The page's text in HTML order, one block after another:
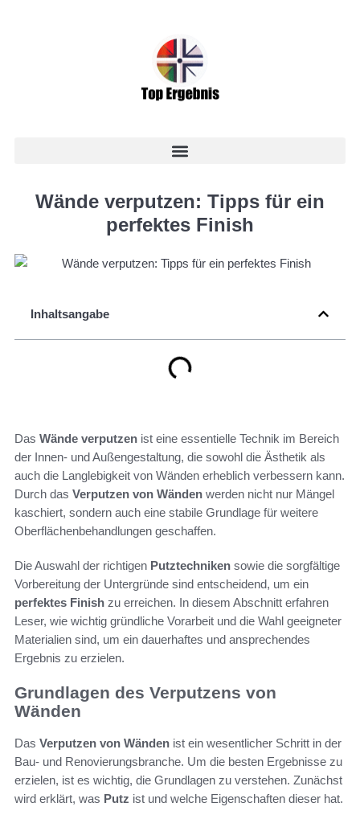
Wände verputzen: Tipps für ein
perfektes Finish
Inhaltsangabe
Das Wände verputzen ist eine essentielle Technik im Bereich
der Innen- und Außengestaltung, die sowohl die Ästhetik als
auch die Langlebigkeit von Wänden erheblich verbessern kann.
Durch das Verputzen von Wänden werden nicht nur Mängel
kaschiert, sondern auch eine stabile Grundlage für weitere
Oberflächenbehandlungen geschaffen.
Die Auswahl der richtigen Putztechniken sowie die sorgfältige
Vorbereitung der Untergründe sind entscheidend, um ein
perfektes Finish zu erreichen. In diesem Abschnitt erfahren
Leser, wie wichtig gründliche Vorarbeit und die Wahl geeigneter
Materialien sind, um ein dauerhaftes und ansprechendes
Ergebnis zu erzielen.
Grundlagen des Verputzens von
Wänden
Das Verputzen von Wänden ist ein wesentlicher Schritt in der
Bau- und Renovierungsbranche. Um die besten Ergebnisse zu
erzielen, ist es wichtig, die Grundlagen zu verstehen. Zunächst
wird erklärt, was Putz ist und welche Eigenschaften dieser hat.